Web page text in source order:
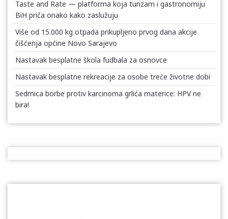
Taste and Rate — platforma koja turizam i gastronomiju
BiH priča onako kako zaslužuju
Više od 15.000 kg otpada prikupljeno prvog dana akcije
čišćenja općine Novo Sarajevo
Nastavak besplatne škola fudbala za osnovce
Nastavak besplatne rekreacije za osobe treće životne dobi
Sedmica borbe protiv karcinoma grlića materice: HPV ne
bira!